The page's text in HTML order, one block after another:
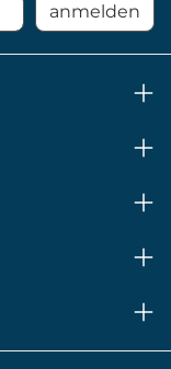
anmelden